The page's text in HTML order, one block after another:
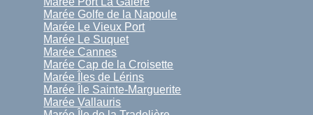
Marée Golfe de la Napoule
Marée Le Vieux Port
Marée Le Suquet
Marée Cannes
Marée Cap de la Croisette
Marée Îles de Lérins
Marée Île Sainte-Marguerite
Marée Vallauris